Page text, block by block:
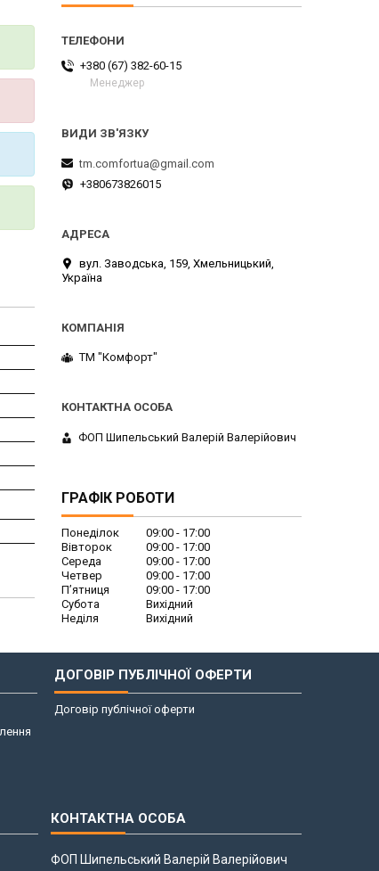
+380 (67) 382-60-15
Менеджер
tm.comfortua@gmail.com
+380673826015
вул. Заводська, 159, Хмельницький,
Україна
ТМ "Комфорт"
ФОП Шипельський Валерій Валерійович
ГРАФІК РОБОТИ
Понеділок 09:00
17:00
Вівторок
09:00
17:00
Середа
09:00
17:00
Четвер
09:00
17:00
Пʼятниця
09:00
17:00
Субота
Вихідний
Неділя
Вихідний
ДОГОВІР ПУБЛІЧНОЇ ОФЕРТИ
Договір публічної оферти
ФОП Шипельський Валерій Валерійович